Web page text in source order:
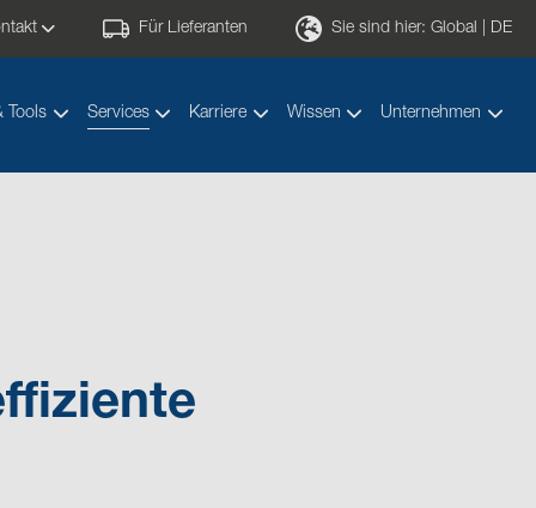
Für Lieferanten Sie sind hier: Global | DE
Tools Services Karriere Wissen Unternehmen